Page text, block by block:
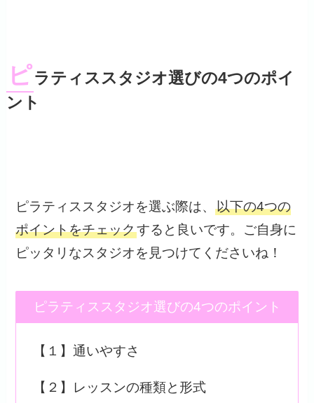
ピラティススタジオ選びの4つのポイ
ント
ピラティススタジオを選ぶ際は、以下の4つの
ポイントをチェックすると良いです。ご自身に
ピッタリなスタジオを見つけてくださいね！
ピラティススタジオ選びの4つのポイント
【１】通いやすさ
【２】レッスンの種類と形式